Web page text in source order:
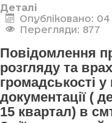
Деталі
Опубліковано: 04
Перегляди: 877
Повідомлення
розгляду та
громадськості у
документації (
15 квартал) в